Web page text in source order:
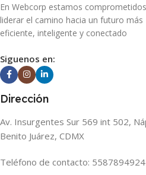
En Webcorp estamos
liderar el camino hacia un futuro más
eficiente, inteligente y conectado
Siguenos en:
Dirección
Av. Insurgentes Sur 569 int 502,
Benito Juárez, CDMX
Teléfono de contacto: 5587894924